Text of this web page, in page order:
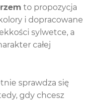
to propozycja
i dopracowane
sylwetce, a
całej
sprawdza się
gdy chcesz